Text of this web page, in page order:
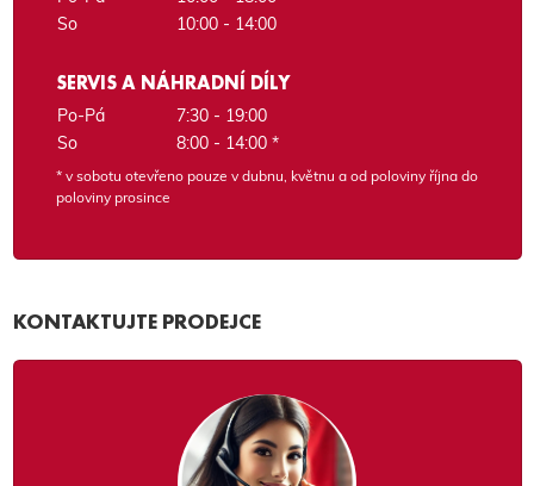
So
10:00 - 14:00
SERVIS A NÁHRADNÍ DÍLY
Po-Pá
7:30 - 19:00
So
8:00 - 14:00 *
* v sobotu otevřeno pouze v dubnu, květnu a od poloviny října do
poloviny prosince
KONTAKTUJTE PRODEJCE